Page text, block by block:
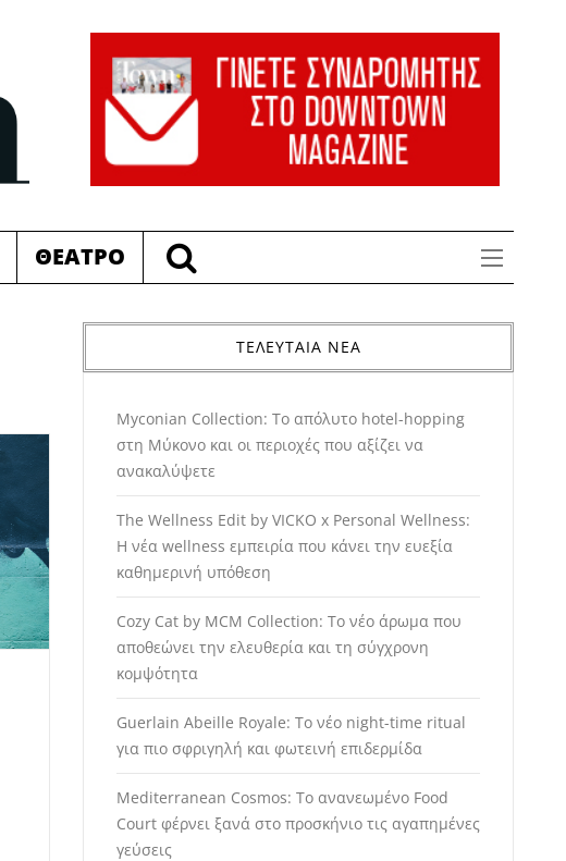
ΘΕΑΤΡΟ
ΤΕΛΕΥΤΑΙΑ ΝΕΑ
Myconian Collection: Το απόλυτο hotel-hopping
στη Μύκονο και οι περιοχές που αξίζει να
ανακαλύψετε
The Wellness Edit by VICKO x Personal Wellness:
Η νέα wellness εμπειρία που κάνει την ευεξία
καθημερινή υπόθεση
Cozy Cat by MCM Collection: Το νέο άρωμα που
αποθεώνει την ελευθερία και τη σύγχρονη
κομψότητα
Guerlain Abeille Royale: Το νέο night-time ritual
για πιο σφριγηλή και φωτεινή επιδερμίδα
Mediterranean Cosmos: Το ανανεωμένο Food
Court φέρνει ξανά στο προσκήνιο τις αγαπημένες
γεύσεις